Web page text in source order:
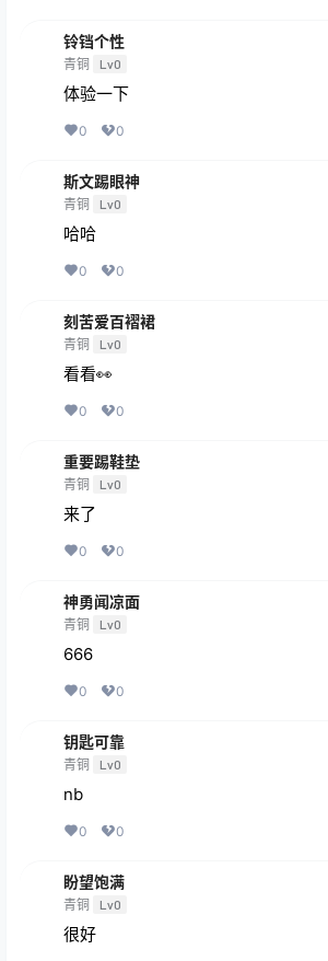
铃铛个性
青铜 Lv0
体验一下
0 0
斯文踢眼神
青铜 Lv0
哈哈
0 0
刻苦爱百褶裙
青铜 Lv0
看看👀
0 0
重要踢鞋垫
青铜 Lv0
来了
0 0
神勇闻凉面
青铜 Lv0
666
0 0
钥匙可靠
青铜 Lv0
nb
0 0
盼望饱满
青铜 Lv0
很好